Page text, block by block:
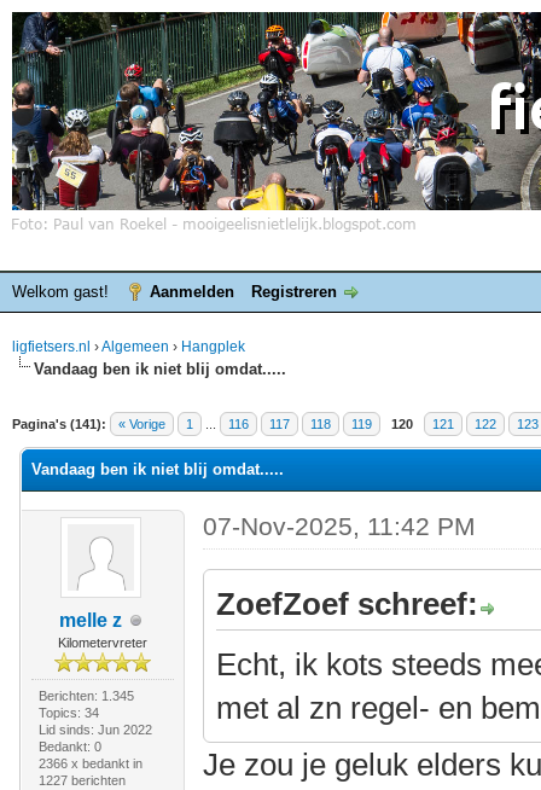
Welkom gast! Aanmelden Registreren
ligfietsers.nl ›Algemeen › Hangplek
Vandaag ben ik niet blij omdat.....
Pagina's (141): « Vorige 1 116 117 118 119 120 121 122 123
waardering is 4.4
Vandaag ben ik niet blij omdat.....
melle z
Kilometervreter
Berichten: 1.345
Topics: 34
Lid sinds: Jun 2022
Bedankt: 0
2366 x bedankt in
1227 berichten
07-Nov-2025, 11:42 PM
ZoefZoef schreef:
Echt, ik kots steeds
met al zn regel- en
Je zou je geluk elders